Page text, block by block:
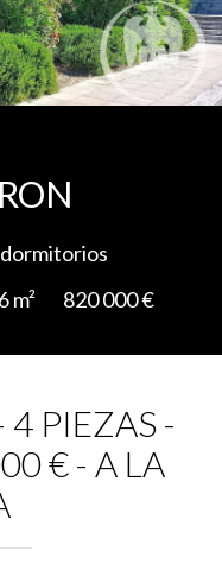
m² 820 000 €
4 PIEZAS -
€ - A LA